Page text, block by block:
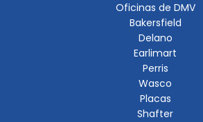
Oficinas de DMV
Bakersfield
Delano
Earlimart
Perris
Wasco
Placas
Shafter